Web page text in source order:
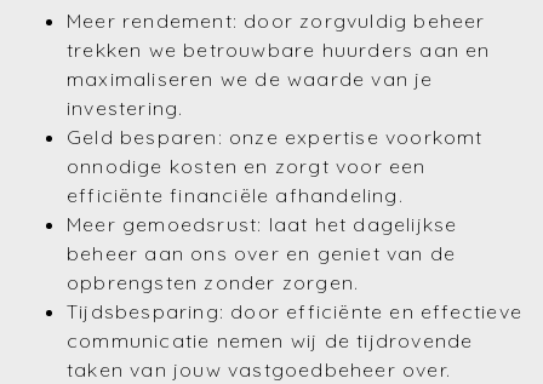
Meer rendement: door zorgvuldig beheer
trekken we betrouwbare huurders aan en
maximaliseren we de waarde van je
investering.
Geld besparen: onze expertise voorkomt
onnodige kosten en zorgt voor een
efficiënte financiële afhandeling.
Meer gemoedsrust: laat het dagelijkse
beheer aan ons over en geniet van de
opbrengsten zonder zorgen.
Tijdsbesparing: door efficiënte en effectieve
communicatie nemen wij de tijdrovende
taken van jouw vastgoedbeheer over.